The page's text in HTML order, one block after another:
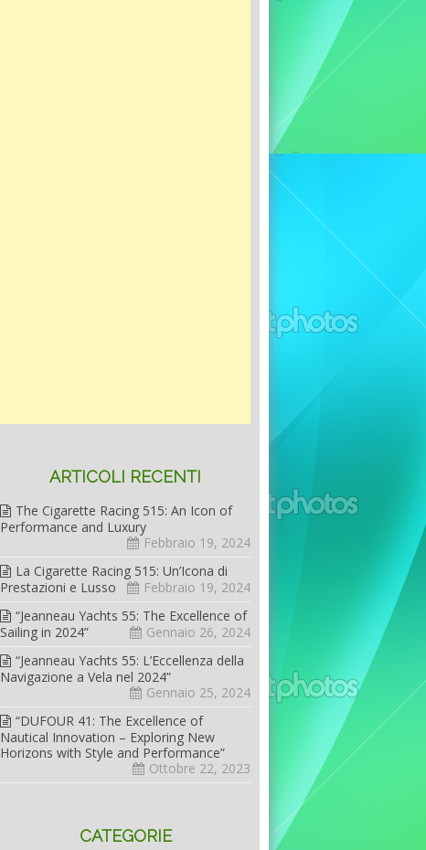
ARTICOLI RECENTI
The Cigarette Racing 515: An Icon of
Performance and Luxury
Febbraio 19, 2024
La Cigarette Racing 515: Un’Icona di
Prestazioni e Lusso
Febbraio 19, 2024
“Jeanneau Yachts 55: The Excellence of
Sailing in 2024”
Gennaio 26, 2024
“Jeanneau Yachts 55: L’Eccellenza della
Navigazione a Vela nel 2024”
Gennaio 25, 2024
“DUFOUR 41: The Excellence of
Nautical Innovation – Exploring New
Horizons with Style and Performance”
Ottobre 22, 2023
CATEGORIE